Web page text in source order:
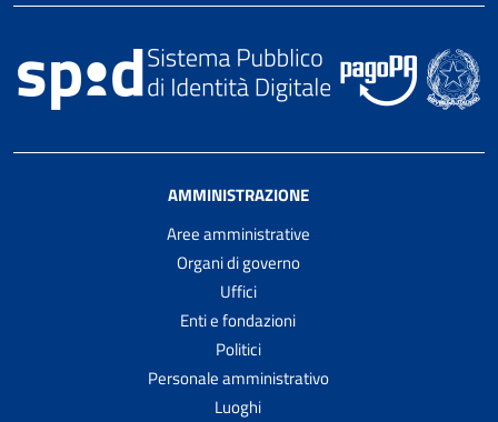
AMMINISTRAZIONE
Aree amministrative
Organi di governo
Uffici
Enti e fondazioni
Politici
Personale amministrativo
Luoghi